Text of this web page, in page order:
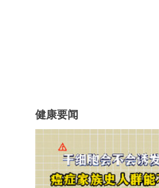
健康要闻